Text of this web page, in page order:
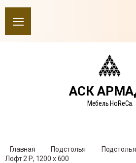
АСК
Мебель HoReCa.
Главная Подстолья
Лофт 2 Р, 1200 х 600